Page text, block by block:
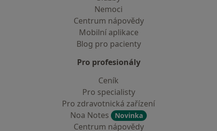
Nemoci
Centrum nápovědy
Mobilní aplikace
Blog pro pacienty
Pro profesionály
Ceník
Pro specialisty
Pro zdravotnická zařízení
Noa Notes
Novinka
Centrum nápovědy